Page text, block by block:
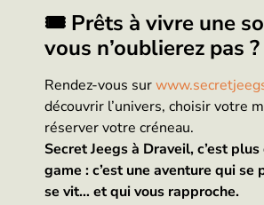
🎟 Prêts à vivre une
vous n’oublierez pas ?
Rendez-vous sur
découvrir l’univers, choisir votre
réserver votre créneau.
Secret Jeegs à Draveil, c’est plus
game : c’est une aventure qui se
se vit… et qui vous rapproche.